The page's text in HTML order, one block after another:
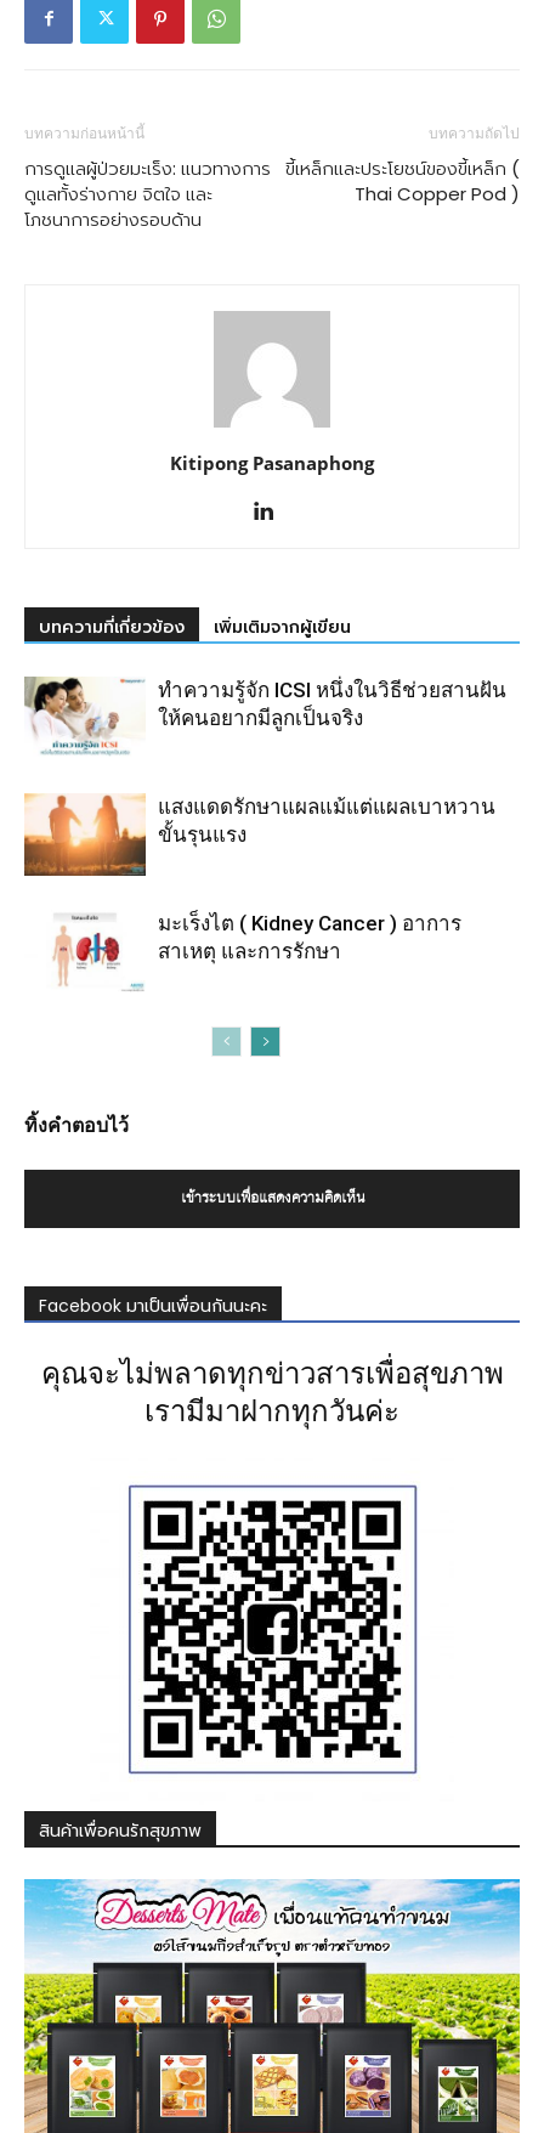
บทความก่อนหน้านี้
การดูแลผู้ป่วยมะเร็ง: แนวทางการ
ดูแลทั้งร่างกาย จิตใจ และ
โภชนาการอย่างรอบด้าน
บทความถัดไป
ขี้เหล็กและประโยชน์ของขี้เหล็ก (
Thai Copper Pod )
Kitipong Pasanaphong
บทความที่เกี่ยวข้อง เพิ่มเติมจากผู้เขียน
ทำความรู้จัก ICSI หนึ่งในวิธีช่วยสานฝัน
ให้คนอยากมีลูกเป็นจริง
แสงแดดรักษาแผลแม้แต่แผลเบาหวาน
ขั้นรุนแรง
มะเร็งไต ( Kidney Cancer ) อาการ
สาเหตุ และการรักษา
ทิ้งคำตอบไว้
เข้าระบบเพื่อแสดงความคิดเห็น
Facebook มาเป็นเพื่อนกันนะคะ
คุณจะไม่พลาดทุกข่าวสารเพื่อสุขภาพ
เรามีมาฝากทุกวันค่ะ
สินค้าเพื่อคนรักสุขภาพ